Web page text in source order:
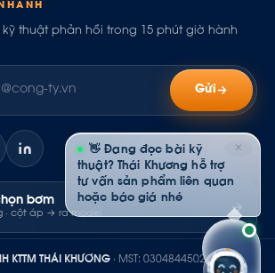
thuật phản hồi trong 15 phút giờ hành
Gửi
bơm
· cột áp → ra model
KTTM THÁI KHƯƠNG · MST: 0304844502
✕
👋 Đang đọc bài kỹ
thuật? Thái Khương hỗ trợ
tư vấn sản phẩm liên quan
hoặc báo giá nhé.